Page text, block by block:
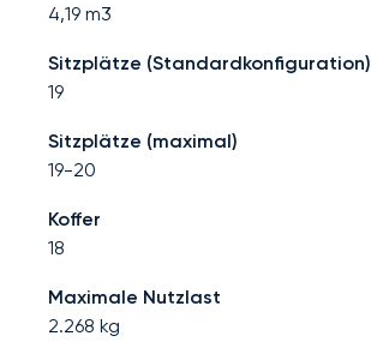
4,19 m3
Sitzplätze (Standardkonfiguration)
19
Sitzplätze (maximal)
19-20
Koffer
18
Maximale Nutzlast
2.268 kg